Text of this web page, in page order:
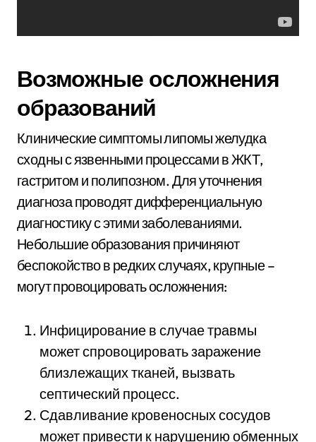
Возможные осложнения
образований
Клинические симптомы липомы желудка
сходны с язвенными процессами в ЖКТ,
гастритом и полипозном. Для уточнения
диагноза проводят дифференциальную
диагностику с этими заболеваниями.
Небольшие образования причиняют
беспокойство в редких случаях, крупные –
могут провоцировать осложнения:
Инфицирование в случае травмы
может спровоцировать заражение
близлежащих тканей, вызвать
септический процесс.
Сдавливание кровеносных сосудов
может привести к нарушению обменных